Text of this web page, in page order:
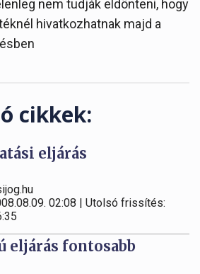
nem tudják eldönteni, hogy
hivatkozhatnak majd a
cikkek:
eljárás
02:08 | Utolsó frissítés:
eljárás fontosabb